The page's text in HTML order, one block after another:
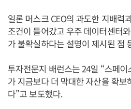
일론 머스크 CEO의 과도한 지배력
조건이 들어갔고 우주 데이터센터
가 불확실하다는 설명이 제시된 점
투자전문지 배런스는 24일 “스페
가 지금보다 더 막대한 자산을 확보
다”고 보도했다.